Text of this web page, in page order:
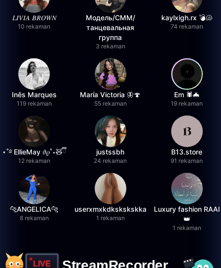
𝐿𝐼𝑉𝐼𝐴 𝐵𝑅𝑂𝑊𝑁
10 rekaman
Модель/СММ/
танцевальная
группа
3 rekaman
kaylxigh.rx 💣🐚
74 rekaman
Inês Marques
119 rekaman
María Victoria 🦋🍄
55 rekaman
Em 🕷️🦇
19 rekaman
⋆˚࿔ EllieMay 𝜗𝜚˚⋆🧸ྀི
12 rekaman
justssbh
24 rekaman
B13.store
91 rekaman
🐆ANGELICA🐆
8 rekaman
userxmxkdkskskskka
1 rekaman
Luxury fashion RAAI
👑
1 rekaman